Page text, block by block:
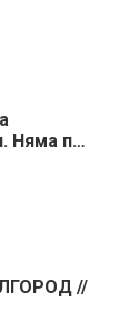
Няма п…
//